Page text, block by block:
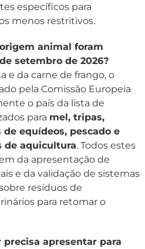
específicos para
menos restritivos.
animal foram
setembro de 2026?
e da carne de frango, o
pela Comissão Europeia
o país da lista de
para mel, tripas,
equídeos, pescado e
de aquicultura. Todos estes
da apresentação de
e da validação de sistemas
resíduos de
para retomar o
apresentar para